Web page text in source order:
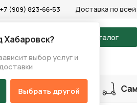
Хабаровск?
выбор услуг и
Выбрать другой
+7 (909) 823-66-53 Доставка по
На главную Каталог
/Горные велосипеды